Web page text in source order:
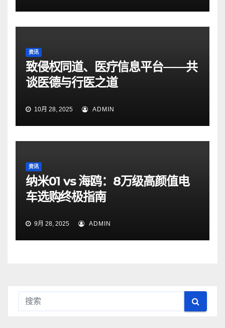
资讯
致侵权同道、医疗信息平台——共
谈医德与行医之道
10月 28, 2025 ADMIN
资讯
纳米01 vs 海鸥：8万级高颜值电
车选购终极指南
9月 28, 2025 ADMIN